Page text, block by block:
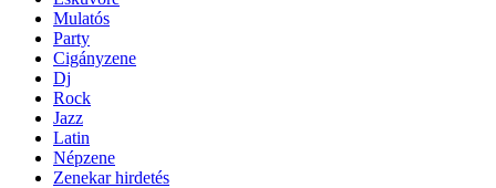
Mulatós
Party
Cigányzene
Dj
Rock
Jazz
Latin
Népzene
Zenekar hirdetés